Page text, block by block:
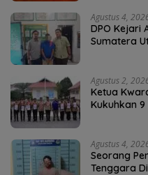
Agustus 4,
DPO Kejari
Sumatera
Agustus 2,
Ketua
Kukuhkan
Agustus 4,
Seorang
Tenggara